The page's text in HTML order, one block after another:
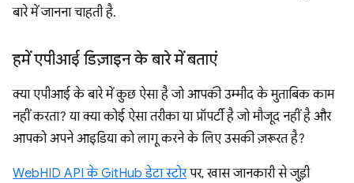
बारे में जानना चाहती है.
हमें एपीआई डिज़ाइन के बारे में बताएं
क्या एपीआई के बारे में कुछ ऐसा है जो आपकी उम्मीद के मुताबिक काम
नहीं करता? या क्या कोई ऐसा तरीका या प्रॉपर्टी है जो मौजूद नहीं है और
आपको अपने आइडिया को लागू करने के लिए उसकी ज़रूरत है?
WebHID API के GitHub डेटा स्टोरपर, खास जानकारी से जुड़ी